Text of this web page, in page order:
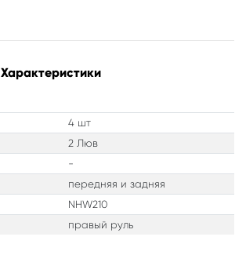
Характеристики
4 шт
2 Люв
-
передняя и задняя
NHW210
правый руль